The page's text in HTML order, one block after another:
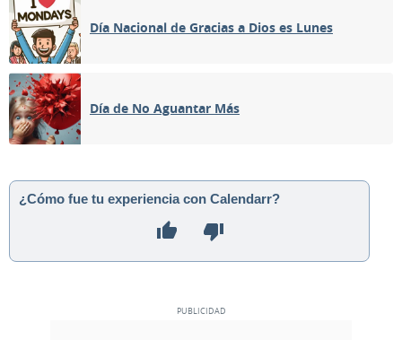
Día Nacional de Gracias a Dios es Lunes
Día de No Aguantar Más
¿Cómo fue tu experiencia con Calendarr?